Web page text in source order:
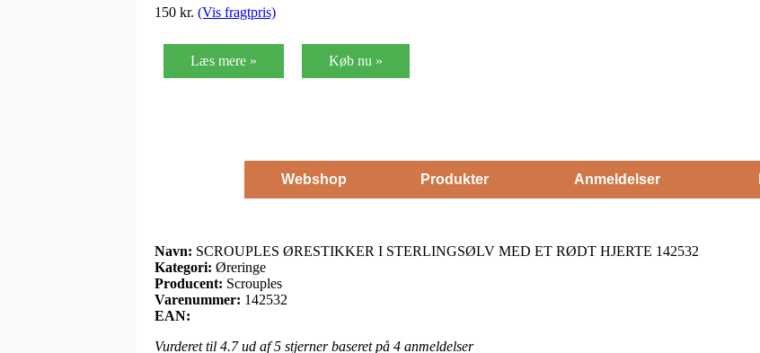
150 kr. (Vis fragtpris)
Læs mere » Køb nu »
Webshop Produkter Anmeldelser
Navn: SCROUPLES ØRESTIKKER I STERLINGSØLV MED ET RØDT HJERTE 142532
Kategori: Øreringe
Producent: Scrouples
Varenummer: 142532
EAN:
Vurderet til 4.7ud af 5 stjerner baseret på 4 anmeldelser